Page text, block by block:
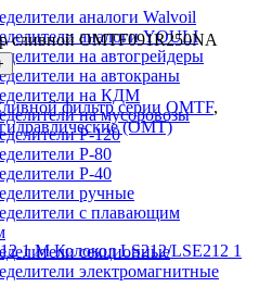
аналоги Walvoil
аналоги YOULI
на автогрейдеры
на автокраны
на КДМ
на мусоровозы
Р-120
Р-80
Р-40
ручные
с плавающим
секционные
электромагнитные
сливной OMTF091R250NA
фильтр серии OMTF,
(OMT)
Колокол LS212/LSE212 1